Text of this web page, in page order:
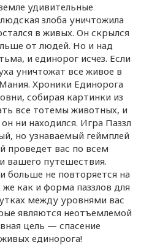
удивительные
злоба уничтожила
в живых. Он скрылся
от людей. Но и над
и единорог исчез. Если
уничтожат все живое в
Хроники Единорога
собирая картинки из
все тотемы животных, и
ни находился. Игра Паззл
но узнаваемый геймплей
проведет вас по всем
вашего путешествия.
больше не повторяется на
как и форма паззлов для
между уровнями вас
являются неотъемлемой
цель — спасение
единорога!